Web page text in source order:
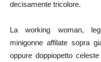
decisamente tricolore.
La working woman,
minigonne affilate sopra
oppure doppiopetto